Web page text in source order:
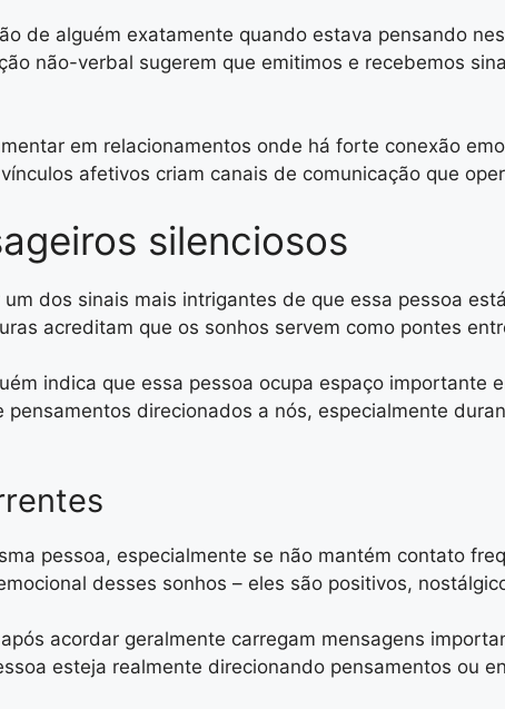
de alguém exatamente quando estava pensando
não-verbal sugerem que emitimos e recebemos
em relacionamentos onde há forte conexão
afetivos criam canais de comunicação que
silenciosos
dos sinais mais intrigantes de que essa pessoa
acreditam que os sonhos servem como pontes
indica que essa pessoa ocupa espaço importante
direcionados a nós, especialmente
pessoa, especialmente se não mantém contato
desses sonhos – eles são positivos,
acordar geralmente carregam mensagens
esteja realmente direcionando pensamentos ou